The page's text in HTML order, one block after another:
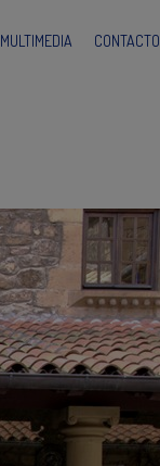
MULTIMEDIA CONTACTO